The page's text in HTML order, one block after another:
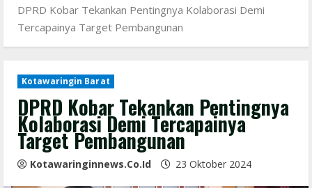
DPRD Kobar Tekankan Pentingnya Kolaborasi Demi
Tercapainya Target Pembangunan
Kotawaringin Barat
DPRD Kobar Tekankan Pentingnya
Kolaborasi Demi Tercapainya
Target Pembangunan
Kotawaringinnews.co.id 23 Oktober 2024